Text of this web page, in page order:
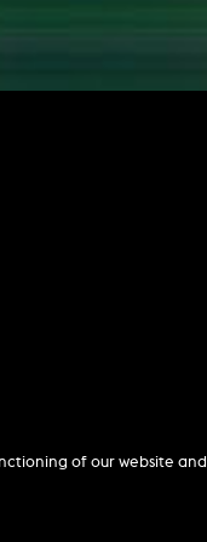
of our website